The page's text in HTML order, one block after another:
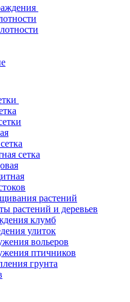
сетка
растений
растений и деревьев
клумб
улиток
вольеров
птичников
грунта